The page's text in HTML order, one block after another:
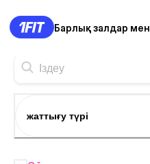
Барлық залдар
жаттығу түрі
Inspire